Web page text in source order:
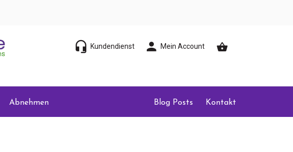
Kundendienst Mein Account
Abnehmen Blog Posts Kontakt